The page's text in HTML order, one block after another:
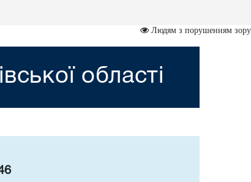
Людям з порушенням зору
області